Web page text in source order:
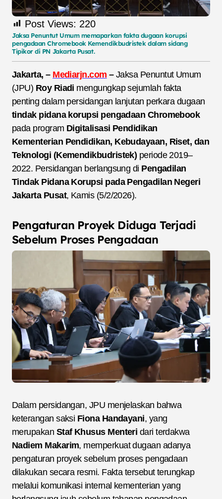
Post Views: 220
Jaksa Penuntut Umum memaparkan fakta dugaan korupsi
pengadaan Chromebook Kemendikbudristek dalam sidang
Tipikor di PN Jakarta Pusat.
Jakarta, – Mediarjn.com – Jaksa Penuntut Umum
(JPU) Roy Riadi mengungkap sejumlah fakta
penting dalam persidangan lanjutan perkara dugaan
tindak pidana korupsi pengadaan Chromebook
pada program Digitalisasi Pendidikan
Kementerian Pendidikan, Kebudayaan, Riset, dan
Teknologi (Kemendikbudristek) periode 2019–
2022. Persidangan berlangsung di Pengadilan
Tindak Pidana Korupsi pada Pengadilan Negeri
Jakarta Pusat, Kamis (5/2/2026).
Pengaturan Proyek Diduga Terjadi
Sebelum Proses Pengadaan
Dalam persidangan, JPU menjelaskan bahwa
keterangan saksi Fiona Handayani, yang
merupakan Staf Khusus Menteri dari terdakwa
Nadiem Makarim, memperkuat dugaan adanya
pengaturan proyek sebelum proses pengadaan
dilakukan secara resmi. Fakta tersebut terungkap
melalui komunikasi internal kementerian yang